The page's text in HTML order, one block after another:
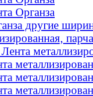
Органза
другие
парча